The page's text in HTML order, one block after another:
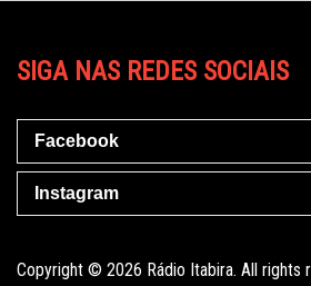
SIGA NAS REDES SOCIAIS
Facebook
Instagram
Copyright © 2026 Rádio Itabira. All rights